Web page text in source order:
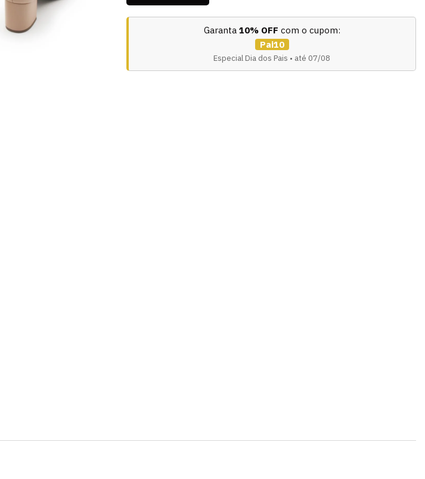
Garanta 10% OFF com o cupom:
Pai10
Especial Dia dos Pais • até 07/08